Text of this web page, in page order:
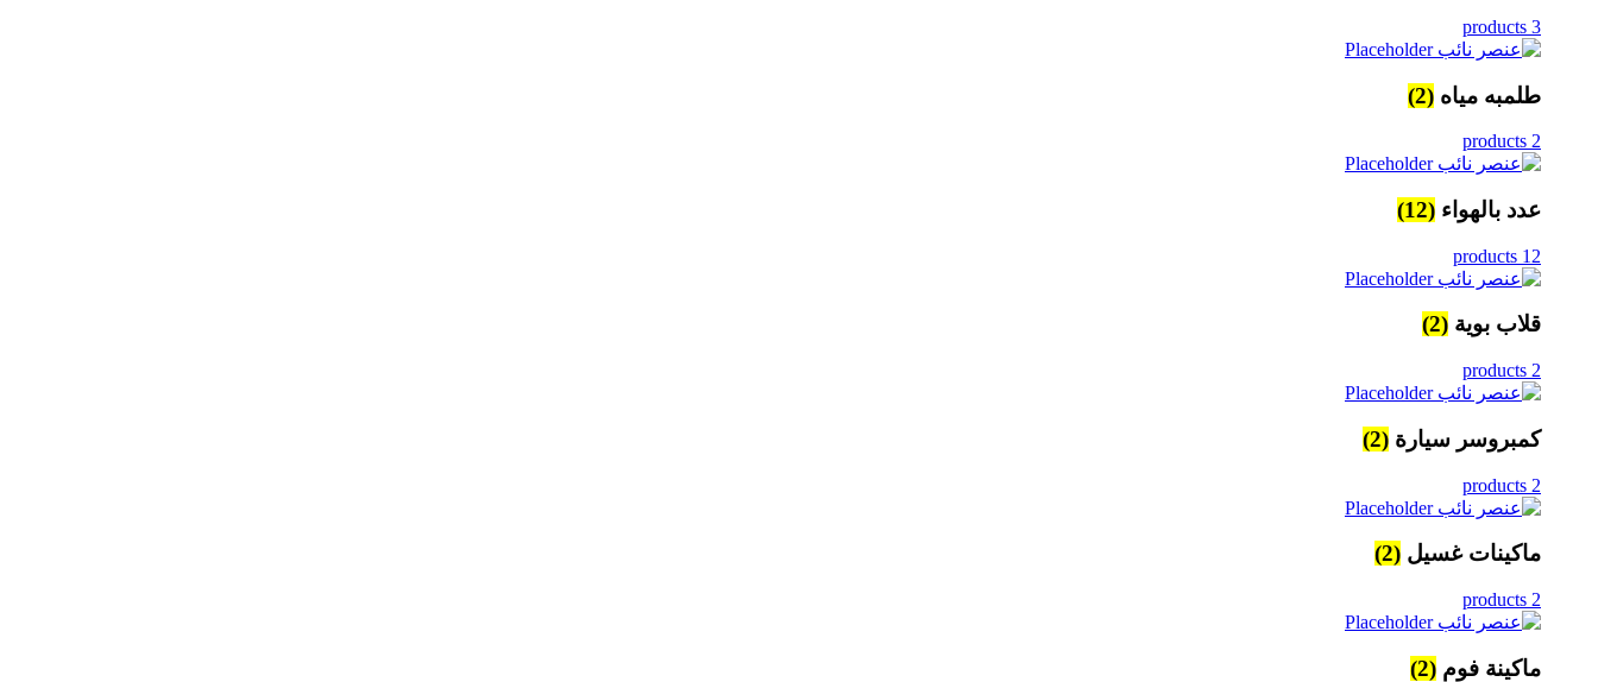
3 products
طلمبه مياه (2)
2 products
عدد بالهواء (12)
12 products
قلاب بوية (2)
2 products
كمبروسر سيارة (2)
2 products
ماكينات غسيل (2)
2 products
ماكينة فوم (2)